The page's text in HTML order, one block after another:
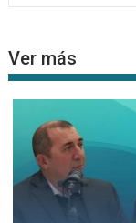
Ver más